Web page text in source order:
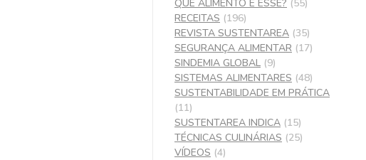
QUE ALIMENTO É ESSE? (55)
RECEITAS (196)
REVISTA SUSTENTAREA (35)
SEGURANÇA ALIMENTAR (17)
SINDEMIA GLOBAL (9)
SISTEMAS ALIMENTARES (48)
SUSTENTABILIDADE EM PRÁTICA
(11)
SUSTENTAREA INDICA (15)
TÉCNICAS CULINÁRIAS (25)
VÍDEOS (4)